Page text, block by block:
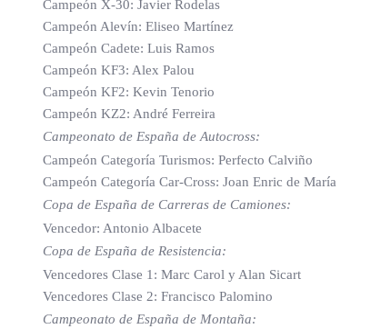
Campeón X-30: Javier Rodelas
Campeón Alevín: Eliseo Martínez
Campeón Cadete: Luis Ramos
Campeón KF3: Alex Palou
Campeón KF2: Kevin Tenorio
Campeón KZ2: André Ferreira
Campeonato de España de Autocross:
Campeón Categoría Turismos: Perfecto Calviño
Campeón Categoría Car-Cross: Joan Enric de María
Copa de España de Carreras de Camiones:
Vencedor: Antonio Albacete
Copa de España de Resistencia:
Vencedores Clase 1: Marc Carol y Alan Sicart
Vencedores Clase 2: Francisco Palomino
Campeonato de España de Montaña: